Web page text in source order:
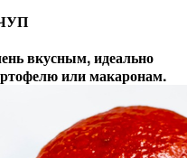
вкусным, идеально
или макаронам.